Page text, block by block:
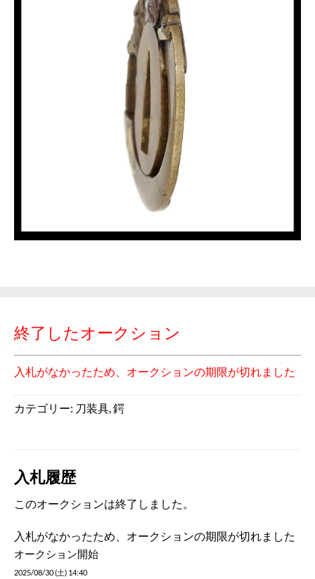
終了したオークション
入札がなかったため、オークションの期限が切れました
カテゴリー: 刀装具,鍔
入札履歴
このオークションは終了しました。
入札がなかったため、オークションの期限が切れました
オークション開始
2025/08/30 (土) 14:40